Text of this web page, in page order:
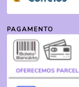
PAGAMENTO